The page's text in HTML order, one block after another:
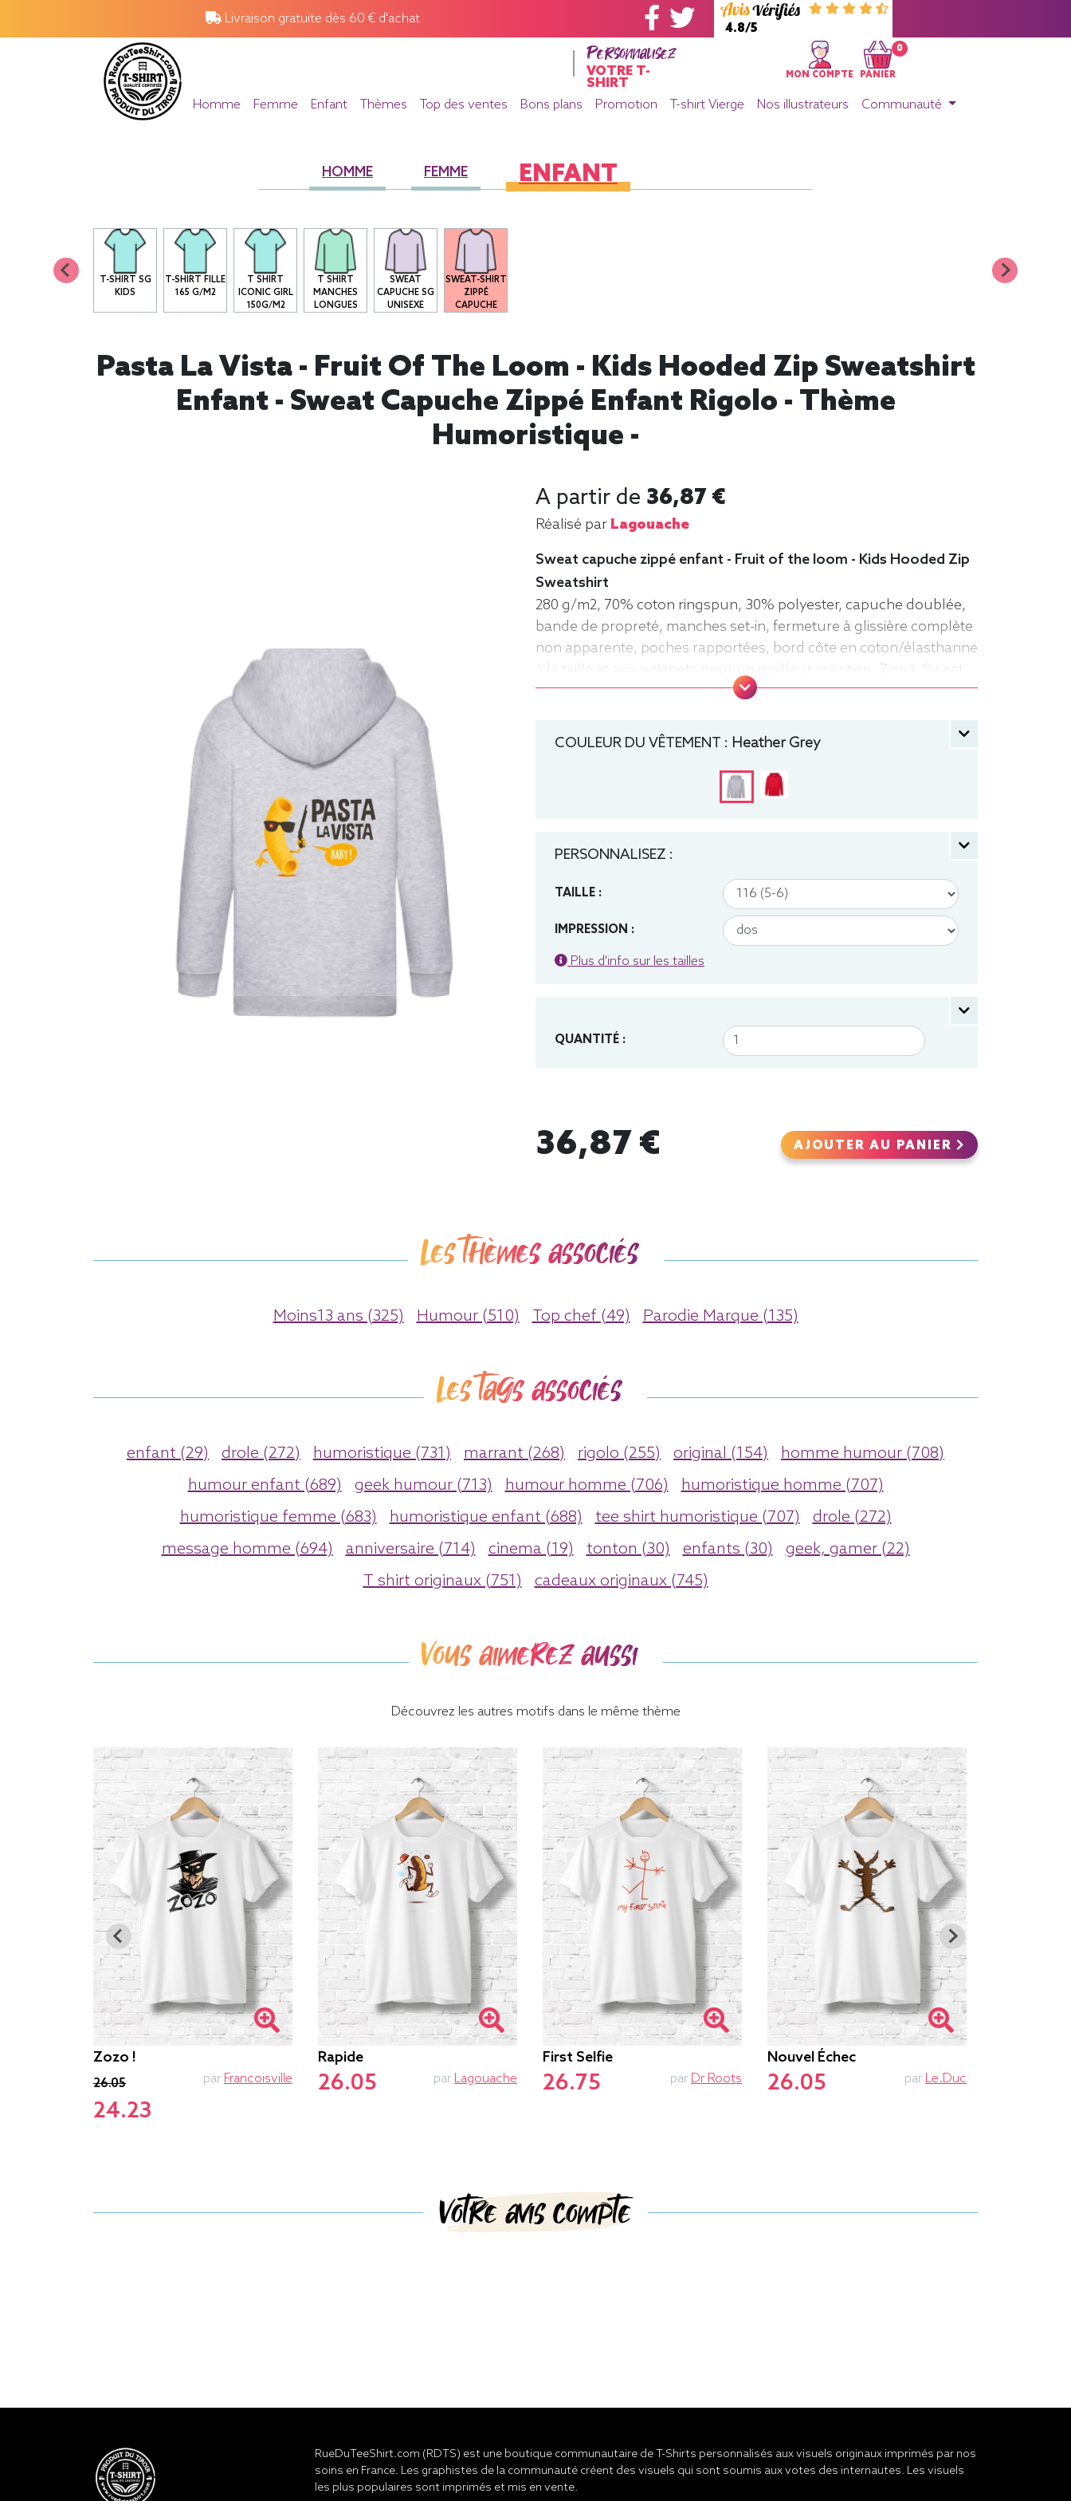
Livraison gratuite dès 60 € d'achat
4.8/5
Personnalisez
VOTRE T-
SHIRT
MON COMPTE
0
PANIER
Homme Femme Enfant Thèmes Top des ventes Bons plans Promotion T-shirt Vierge Nos illustrateurs Communauté
HOMME FEMME ENFANT
T-SHIRT SG
KIDS
T-SHIRT FILLE
165 G/M2
T SHIRT
ICONIC GIRL
150G/M2
T SHIRT
MANCHES
LONGUES
SWEAT
CAPUCHE SG
UNISEXE
SWEAT-SHIRT
ZIPPÉ
CAPUCHE
Pasta La Vista - Fruit Of The Loom - Kids Hooded Zip Sweatshirt
Enfant - Sweat Capuche Zippé Enfant Rigolo - Thème
Humoristique -
A partir de 36,87 €
Réalisé par Lagouache
Sweat capuche zippé enfant - Fruit of the loom - Kids Hooded Zip
Sweatshirt
280 g/m2, 70% coton ringspun, 30% polyester, capuche doublée,
bande de propreté, manches set-in, fermeture à glissière complète
non apparente, poches rapportées, bord côte en coton/élasthanne
à la taille et aux poignets pour un meilleur maintien. Zippé, Sweat,
manche longue, Hiver, Fruit of the loom, Enfant, Capuche
COULEUR DU VÊTEMENT : Heather Grey
PERSONNALISEZ :
TAILLE :
IMPRESSION :
Plus d'info sur les tailles
QUANTITÉ :
36,87 € AJOUTER AU PANIER
Les thèmes associés
Moins13 ans (325) Humour (510) Top chef (49) Parodie Marque (135)
Les tags associés
enfant (29) drole (272) humoristique (731) marrant (268) rigolo (255) original (154)
homme humour (708)
humour enfant (689)
geek humour (713) humour homme (706)
humoristique homme (707)
humoristique femme (683)
humoristique enfant (688) tee shirt humoristique (707)
drole (272)
message homme (694)
anniversaire (714) cinema (19) tonton (30) enfants (30)
geek, gamer (22)
T shirt originaux (751)
cadeaux originaux (745)
Vous aimerez aussi
Découvrez les autres motifs dans le même thème
Zozo !
26.05
24.23
par Francoisville
Rapide
26.05 par Lagouache
First Selfie
26.75 par Dr Roots
Nouvel Échec
26.05 par Le.duc
Votre avis compte
RueDuTeeShirt.com (RDTS) est une boutique communautaire de T-Shirts personnalisés aux visuels originaux imprimés par nos
soins en France. Les graphistes de la communauté créent des visuels qui sont soumis aux votes des internautes. Les visuels
les plus populaires sont imprimés et mis en vente.